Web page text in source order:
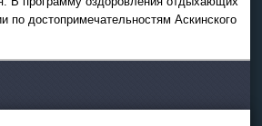
по достопримечательностям Аскинского